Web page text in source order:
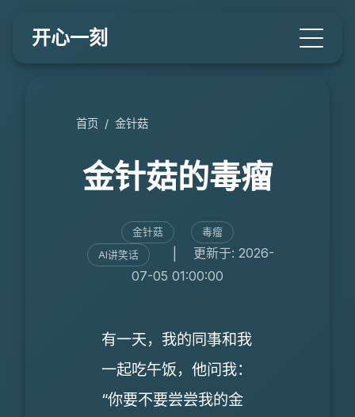
开心一刻
首页 / 金针菇
金针菇的毒瘤
金针菇
毒瘤
AI讲笑话
更新于: 2026-
07-05 01:00:00
有一天，我的同事和我
一起吃午饭，他问我：
“你要不要尝尝我的金